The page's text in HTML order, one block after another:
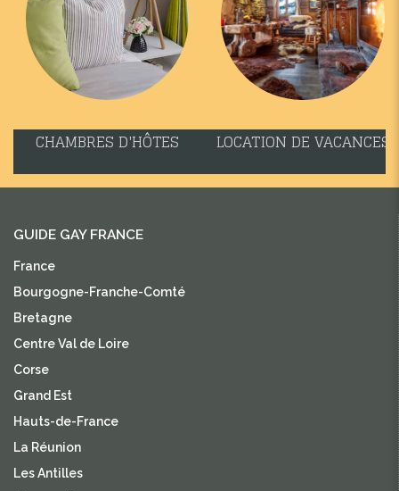
CHAMBRES D'HÔTES LOCATION DE VACANCES
GUIDE GAY FRANCE
France
Bourgogne-Franche-Comté
Bretagne
Centre Val de Loire
Corse
Grand Est
Hauts-de-France
La Réunion
Les Antilles